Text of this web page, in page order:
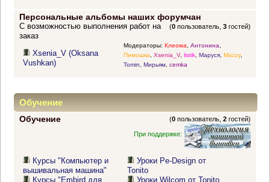
Персональные альбомы наших форумчан
(0 пользователь,3 гостей)
С возможностью выполнения работ на
заказ
Xsenia_V (Oksana
Vushkan)
Модераторы: Клеома, Антонина,
Пимошка, Xsenia_V, listik, Маруся, Mazzy,
Tomin, Мирьям, cemka
Обучение
Обучение (0 пользователь,2 гостей)
При поддержке:
Курсы "Компьютер и
вышивальная машина"
Курсы "Embird для
Уроки Pe-Design от
Tonito
Уроки Wilcom от Tonito